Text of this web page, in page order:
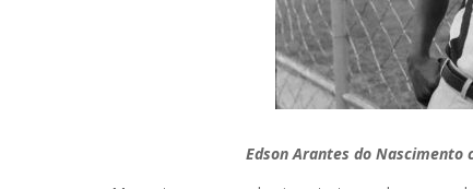
Edson Arantes do Nascimento